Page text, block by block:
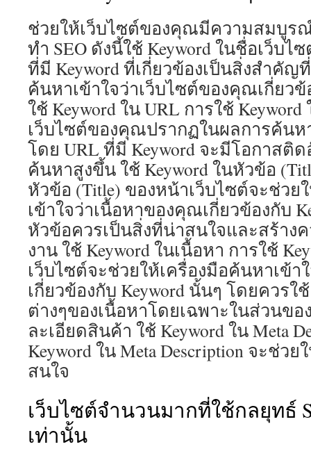
ช่วยให้เว็บไซต์ของคุณมีความสมบูร
ทำ SEO ดังนี้ใช้ Keyword ในชื่อเว็บไ
ที่มี Keyword ที่เกี่ยวข้องเป็นสิ่งสำคัญ
ค้นหาเข้าใจว่าเว็บไซต์ของคุณเกี่ยวข้
ใช้ Keyword ใน URL การใช้
เว็บไซต์ของคุณปรากฏในผลการค้นห
โดย URL ที่มี Keyword จะมีโอกาสติ
ค้นหาสูงขึ้น ใช้ Keyword ในหัวข้อ
หัวข้อ (Title) ของหน้าเว็บไซต์จะช่วย
เข้าใจว่าเนื้อหาของคุณเกี่ยวข้องกับ
หัวข้อควรเป็นสิ่งที่น่าสนใจและสร้าง
งาน ใช้ Keyword ในเนื้อหา การใช้
เว็บไซต์จะช่วยให้เครื่องมือค้นหาเข้
เกี่ยวข้องกับ Keyword นั้นๆ โดยควรใ
ต่างๆของเนื้อหาโดยเฉพาะในส่วนข
ละเอียดสินค้า ใช้ Keyword ใน Meta
Keyword ใน Meta Description จะช่ว
สนใจ
เว็บไซต์จำนวนมากที่ใช้กลยุทธ์
เท่านั้น